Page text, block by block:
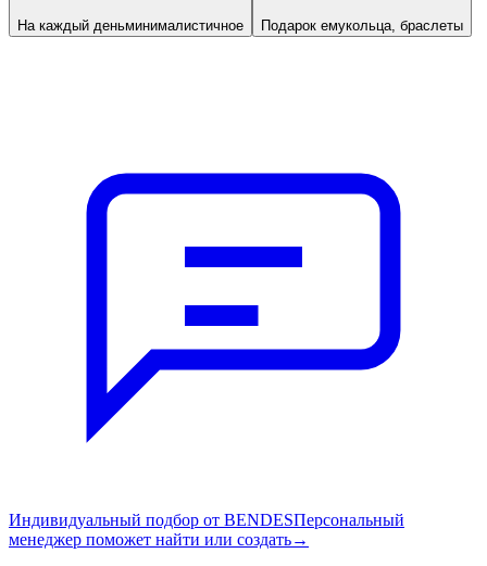
На каждый деньминималистичное Подарок емукольца, браслеты
Индивидуальный подбор от BENDESПерсональный
менеджер поможет найти или создать→